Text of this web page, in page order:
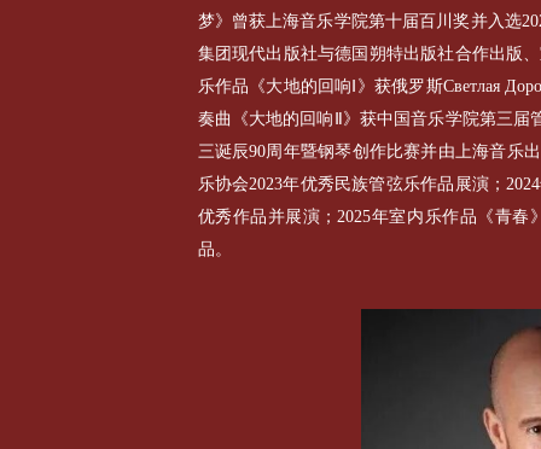
梦》曾获上海音乐学院第十届百川奖并入选
集团现代出版社与德国朔特出版社合作出版
乐作品《大地的回响Ⅰ》获俄罗斯Светлая
奏曲《大地的回响Ⅱ》获中国音乐学院第三
三诞辰90周年暨钢琴创作比赛并由上海音乐
乐协会2023年优秀民族管弦乐作品展演；
优秀作品并展演；2025年室内乐作品《青
品。